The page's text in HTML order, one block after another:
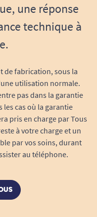
une réponse
technique à
de fabrication, sous la
utilisation normale.
pas dans la garantie
les cas où la garantie
pris en charge par Tous
à votre charge et un
par vos soins, durant
au téléphone.